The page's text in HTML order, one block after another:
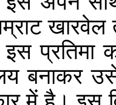
खारवेल
प्रतिमा
बनाकर